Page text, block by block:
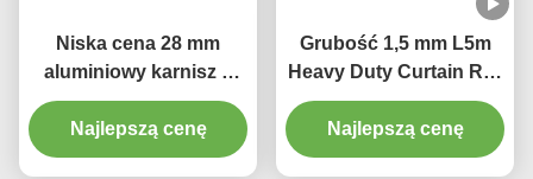
Niska cena 28 mm
aluminiowy karnisz o
grubości 1,2 mm z
plastikowym
wykończeniem
Najlepszą cenę
Grubość 1,5 mm L5m
Heavy Duty Curtain Rail
Pinch Plisowana szyna
kurtynowa
Najlepszą cenę